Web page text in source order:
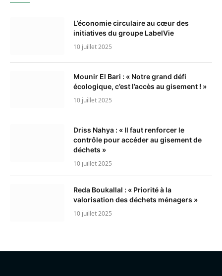
L’économie circulaire au cœur des
initiatives du groupe LabelVie
10 juillet 2025
Mounir El Bari : « Notre grand défi
écologique, c’est l’accès au gisement ! »
10 juillet 2025
Driss Nahya : « Il faut renforcer le
contrôle pour accéder au gisement de
déchets »
10 juillet 2025
Reda Boukallal : « Priorité à la
valorisation des déchets ménagers »
10 juillet 2025